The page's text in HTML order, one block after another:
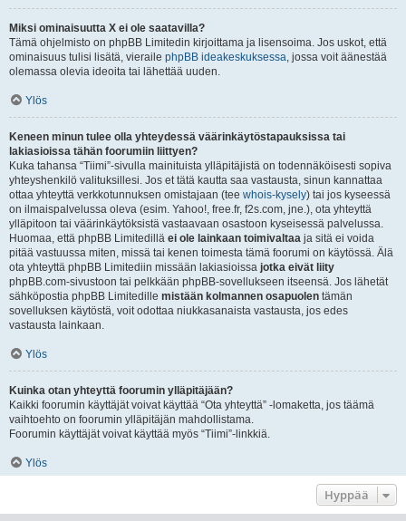
Miksi ominaisuutta X ei ole saatavilla?
Tämä ohjelmisto on phpBB Limitedin kirjoittama ja lisensoima. Jos uskot, että
ominaisuus tulisi lisätä, vieraile phpBB ideakeskuksessa, jossa voit äänestää
olemassa olevia ideoita tai lähettää uuden.
Ylös
Keneen minun tulee olla yhteydessä väärinkäytöstapauksissa tai
lakiasioissa tähän foorumiin liittyen?
Kuka tahansa “Tiimi”-sivulla mainituista ylläpitäjistä on todennäköisesti sopiva
yhteyshenkilö valituksillesi. Jos et tätä kautta saa vastausta, sinun kannattaa
ottaa yhteyttä verkkotunnuksen omistajaan (tee whois-kysely) tai jos kyseessä
on ilmaispalvelussa oleva (esim. Yahoo!, free.fr, f2s.com, jne.), ota yhteyttä
ylläpitoon tai väärinkäytöksistä vastaavaan osastoon kyseisessä palvelussa.
Huomaa, että phpBB Limitedillä ei ole lainkaan toimivaltaa ja sitä ei voida
pitää vastuussa miten, missä tai kenen toimesta tämä foorumi on käytössä. Älä
ota yhteyttä phpBB Limitediin missään lakiasioissa jotka eivät liity
phpBB.com-sivustoon tai pelkkään phpBB-sovellukseen itseensä. Jos lähetät
sähköpostia phpBB Limitedille mistään kolmannen osapuolen tämän
sovelluksen käytöstä, voit odottaa niukkasanaista vastausta, jos edes
vastausta lainkaan.
Ylös
Kuinka otan yhteyttä foorumin ylläpitäjään?
Kaikki foorumin käyttäjät voivat käyttää “Ota yhteyttä” -lomaketta, jos täämä
vaihtoehto on foorumin ylläpitäjän mahdollistama.
Foorumin käyttäjät voivat käyttää myös “Tiimi”-linkkiä.
Ylös
Hyppää